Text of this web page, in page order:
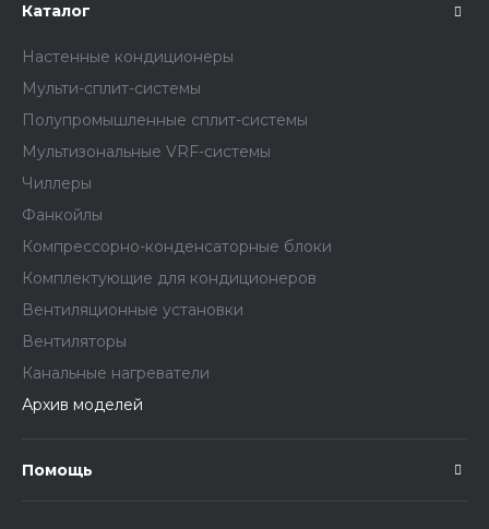
Каталог
Настенные кондиционеры
Мульти-сплит-системы
Полупромышленные сплит-системы
Мультизональные VRF-системы
Чиллеры
Фанкойлы
Компрессорно-конденсаторные блоки
Комплектующие для кондиционеров
Вентиляционные установки
Вентиляторы
Канальные нагреватели
Архив моделей
Помощь